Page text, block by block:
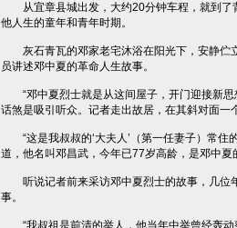
从宜章县城出发，大约20分钟车程，就到了
他人生的童年和青年时期。
灰石青瓦的邓家老宅沐浴在阳光下，安静伫
员讲述邓中夏的革命人生故事。
“邓中夏烈士就是从这间屋子，开门迎接新思
话煞是吸引听众。记者走出故居，在其斜对面一
“这是我叔叔的‘大夫人’（第一任妻子）常住
道，他名叫邓昌武，今年已77岁高龄，是邓中夏
听说记者前来采访邓中夏烈士的故事，几位
事。
“我叔祖是前清的举人，他当年中举曾经轰动